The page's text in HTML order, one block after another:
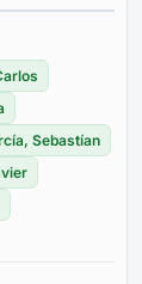
Sebastían